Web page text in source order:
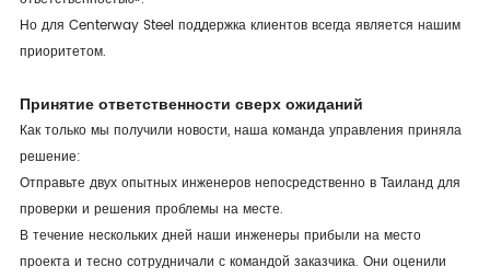
Но для Centerway Steel поддержка клиентов всегда является нашим
приоритетом.
Принятие ответственности сверх ожиданий
Как только мы получили новости, наша команда управления приняла
решение:
Отправьте двух опытных инженеров непосредственно в Таиланд для
проверки и решения проблемы на месте.
В течение нескольких дней наши инженеры прибыли на место
проекта и тесно сотрудничали с командой заказчика. Они оценили